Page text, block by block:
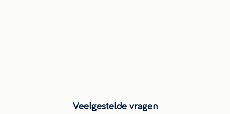
Veelgestelde vragen